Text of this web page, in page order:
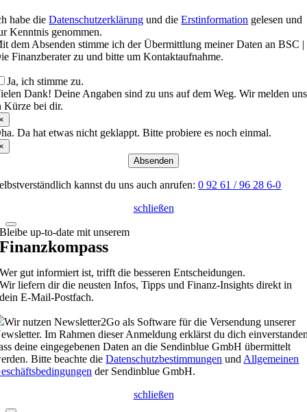
habe dieDatenschutzerklärung und dieErstinformation gelesen und
Kenntnis genommen.
dem Absenden stimme ich der Übermittlung meiner Daten an BSC |
Finanzberater zu und bitte um Kontaktaufnahme.
Ja, ich stimme zu.
Dank! Deine Angaben sind zu uns auf dem Weg. Wir melden uns
Kürze bei dir.
Da hat etwas nicht geklappt. Bitte probiere es noch einmal.
Absenden
kannst du uns auch anrufen:0 92 61 / 96 28 6-0
schließen
Bleibe up-to-date mit unserem
Finanzkompass
Wer gut informiert ist, trifft die besseren Entscheidungen.
Wir liefern dir die neusten Infos, Tipps und Finanz-Insights direkt in
dein E-Mail-Postfach.
Wir nutzen Newsletter2Go als Software für die Versendung unserer
Im Rahmen dieser Anmeldung erklärst du dich
deine eingegebenen Daten an die Sendinblue GmbH übermittelt
Bitte beachte dieDatenschutzbestimmungen und Allgemeinen
der Sendinblue GmbH.
schließen